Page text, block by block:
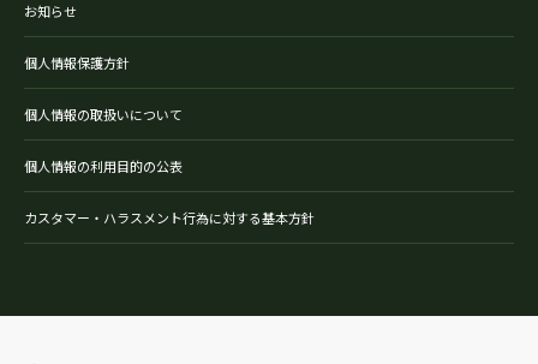
お知らせ
個人情報保護方針
個人情報の取扱いについて
個人情報の利用目的の公表
カスタマー・ハラスメント行為に対する基本方針